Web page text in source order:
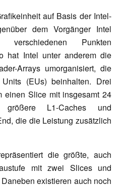
auf Basis der Intel-
dem Vorgänger Intel
Punkten
hat Intel unter anderem die
Arrays umorganisiert, die
(EUs) beinhalten. Drei
einen Slice mit insgesamt 24
L1-Caches und
die die Leistung zusätzlich
die größte, auch
mit zwei Slices und
existieren auch noch